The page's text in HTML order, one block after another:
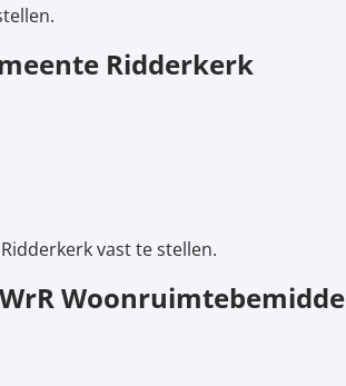
Ridderkerk
vast te stellen.